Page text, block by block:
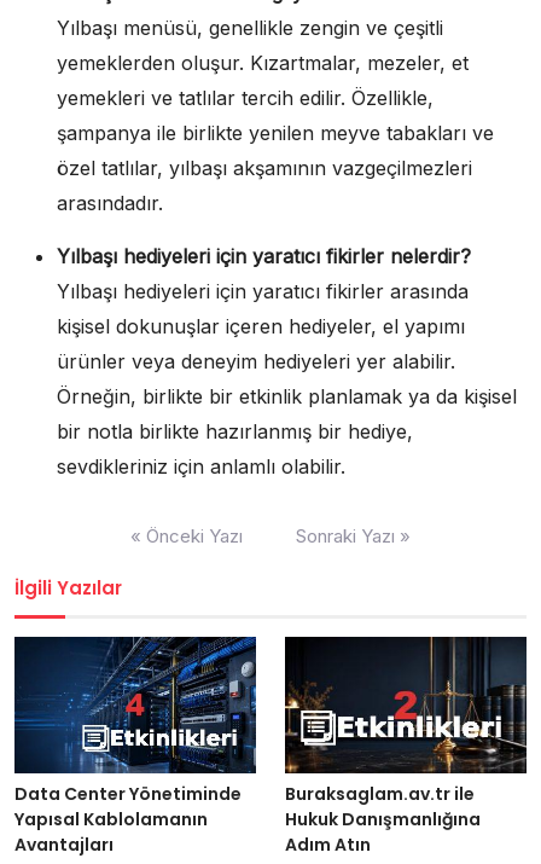
Yılbaşı menüsü, genellikle zengin ve çeşitli
yemeklerden oluşur. Kızartmalar, mezeler, et
yemekleri ve tatlılar tercih edilir. Özellikle,
şampanya ile birlikte yenilen meyve tabakları ve
özel tatlılar, yılbaşı akşamının vazgeçilmezleri
arasındadır.
Yılbaşı hediyeleri için yaratıcı fikirler nelerdir?
Yılbaşı hediyeleri için yaratıcı fikirler arasında
kişisel dokunuşlar içeren hediyeler, el yapımı
ürünler veya deneyim hediyeleri yer alabilir.
Örneğin, birlikte bir etkinlik planlamak ya da kişisel
bir notla birlikte hazırlanmış bir hediye,
sevdikleriniz için anlamlı olabilir.
« Önceki Yazı Sonraki Yazı »
İlgili Yazılar
Data Center Yönetiminde
Yapısal Kablolamanın
Avantajları
Buraksaglam.av.tr ile
Hukuk Danışmanlığına
Adım Atın